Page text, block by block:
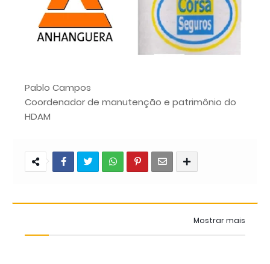
Pablo Campos
Coordenador de manutenção e patrimônio do
HDAM
Mostrar mais